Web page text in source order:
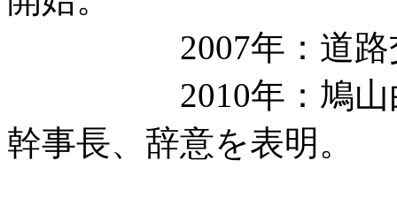
2007年：道路交
2010年：鳩山由紀
幹事長、辞意を表明。